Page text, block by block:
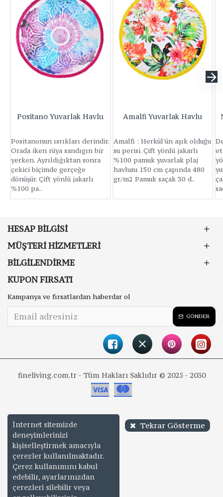
Positano Yuvarlak Havlu
Positanonun ısrıkları derindir.
Orada iken rüya sandıgın bir
yerken. Ayrıldığıktan sonra
çekici biçimde gerçeğe
dönüşür. Çift yönlü jakarlı
%100 pa..
Amalfi Yuvarlak Havlu
Amalfi : Herkül'ün aşık olduğu
su perisi. Çift yönlü jakarlı
%100 pamuk yuvarlak plaj
havlusu 150 cm çapında 480
gr/m2 Pamuk saçak 30 d..
HESAP BILGISI
MÜŞTERI HIZMETLERI
BILGILENDIRME
KUPON FIRSATI
Kampanya ve fırsatlardan haberdar ol
GÖNDER
fineliving.com.tr - Tüm Hakları Saklıdır © 2025 - 2030
İnternet sitemizde
deneyimlerinizi
kişiselleştirmek amacıyla
çerezler kullanılmaktadır.
Çerez kullanımını kabul
edebilir, ayarlarınızdan
çerezleri silebilir veya
Tekrar Gösterme